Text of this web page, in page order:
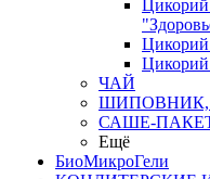
Цикорий
Цикорий
ЧАЙ
САШЕ-
Ещё
БиоМикроГели